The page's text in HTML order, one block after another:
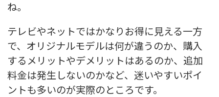
ね。
テレビやネットではかなりお得に見える一方
で、オリジナルモデルは何が違うのか、購入
するメリットやデメリットはあるのか、追加
料金は発生しないのかなど、迷いやすいポイ
ントも多いのが実際のところです。